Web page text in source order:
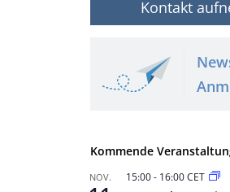
Kontakt
Kommende
NOV. 15:00- 16:00CET